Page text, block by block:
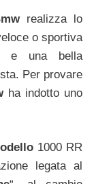
realizza lo
o sportiva
e una bella
Per provare
ha indotto uno
1000 RR
legata al